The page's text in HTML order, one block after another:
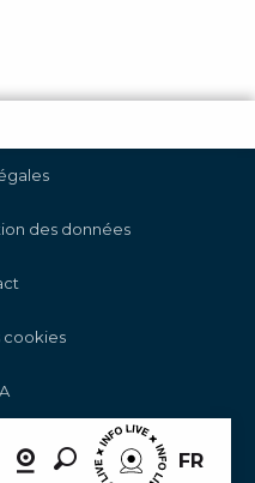
Recherche FR
des données
cookies